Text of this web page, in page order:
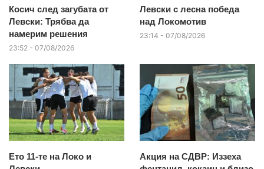
Косич след загубата от
Левски: Трябва да
намерим решения
23:52 - 07/08/2026
Левски с лесна победа
над Локомотив
23:14 - 07/08/2026
Ето 11-те на Локо и
Акция на СДВР: Иззеха